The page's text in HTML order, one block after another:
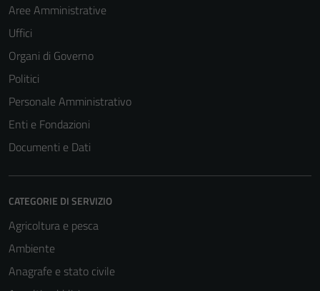
Aree Amministrative
Uffici
Organi di Governo
Politici
Personale Amministrativo
Enti e Fondazioni
Documenti e Dati
CATEGORIE DI SERVIZIO
Agricoltura e pesca
Ambiente
Anagrafe e stato civile